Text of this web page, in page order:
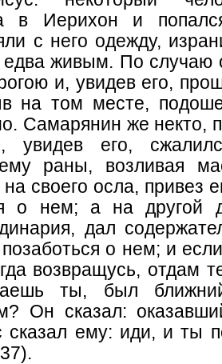
в Иерихон и
с него одежду,
едва живым. По случаю
и, увидев его,
на том месте,
Самарянин же некто,
увидев его,
ему раны, возливая
своего осла, привез
о нем; а на другой
дал
о нем; и
возвращусь, отдам
ты, был
Он сказал:
сказал ему: иди, и ты